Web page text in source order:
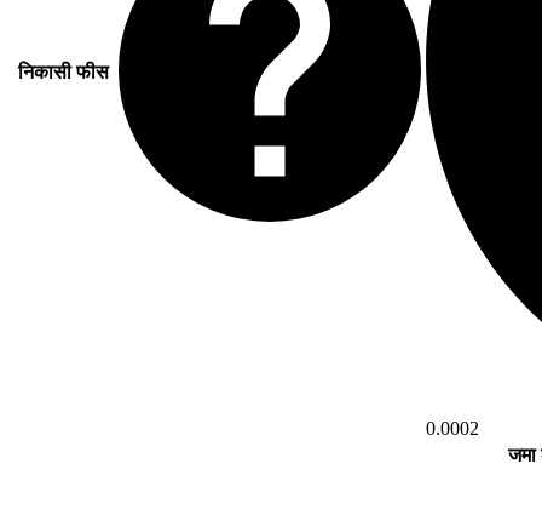
निकासी फीस
0.0002